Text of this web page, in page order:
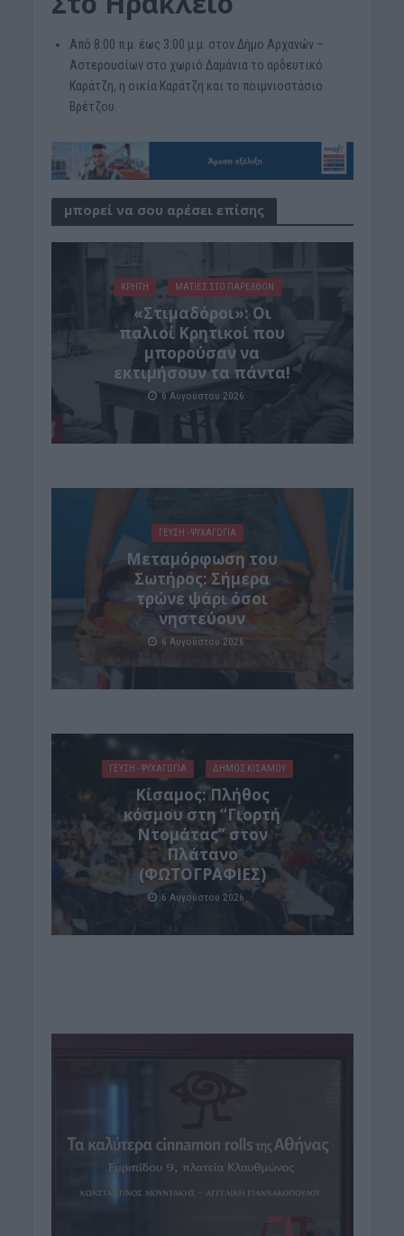
Από 8:00 π.μ. έως 3:00 μ.μ. στον Δήμο Αρχανών –
Αστερουσίων στο χωριό Δαμάνια το αρδευτικό
Καράτζη, η οικία Καράτζη και το ποιμνιοστάσιο
Βρέτζου.
μπορεί να σου αρέσει επίσης
ΚΡΗΤΗ ΜΑΤΙΕΣ ΣΤΟ ΠΑΡΕΛΘΟΝ
«Στιμαδόροι»: Οι
παλιοί Κρητικοί που
μπορούσαν να
εκτιμήσουν τα πάντα!
6 Αυγούστου 2026
ΓΕΎΣΗ - ΨΥΧΑΓΩΓΊΑ
Μεταμόρφωση του
Σωτήρος: Σήμερα
τρώνε ψάρι όσοι
νηστεύουν
6 Αυγούστου 2026
ΓΕΎΣΗ - ΨΥΧΑΓΩΓΊΑ ΔΉΜΟΣ ΚΙΣΆΜΟΥ
Κίσαμος: Πλήθος
κόσμου στη “Γιορτή
Ντομάτας” στον
Πλάτανο
(ΦΩΤΟΓΡΑΦΙΕΣ)
6 Αυγούστου 2026